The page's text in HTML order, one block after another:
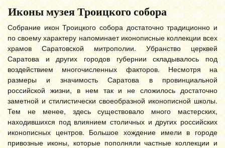
Иконы музея Троицкого собора
Собрание икон Троицкого собора достаточно традиционно и
по своему характеру напоминает иконописные коллекции всех
храмов Саратовской митрополии. Убранство церквей
Саратова и других городов губернии складывалось под
воздействием многочисленных факторов. Несмотря на
размеры и значимость Саратова в провинциальной
российской жизни, в нем так и не сложилось достаточно
заметной и стилистически своеобразной иконописной школы.
Тем не менее, здесь существовало много мастерских,
находившихся под влиянием столичных и других российских
иконописных центров. Большое хождение имели в городе
привозные иконы, которые пополняли частные коллекции и